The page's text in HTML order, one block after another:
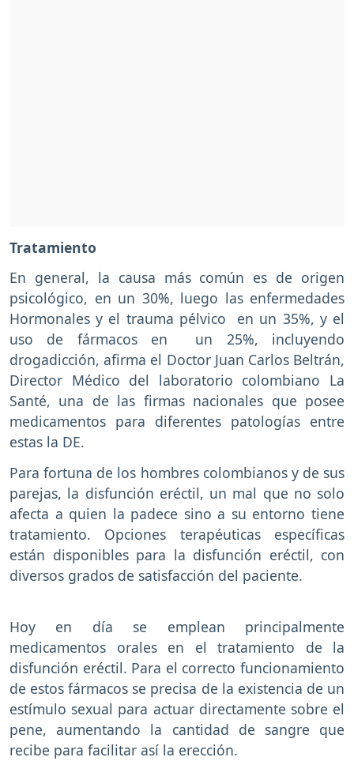
Tratamiento
En general, la causa más común es de origen
psicológico, en un 30%, luego las enfermedades
Hormonales y el trauma pélvico en un 35%, y el
uso de fármacos en un 25%, incluyendo
drogadicción, afirma el Doctor Juan Carlos Beltrán,
Director Médico del laboratorio colombiano La
Santé, una de las firmas nacionales que posee
medicamentos para diferentes patologías entre
estas la DE.
Para fortuna de los hombres colombianos y de sus
parejas, la disfunción eréctil, un mal que no solo
afecta a quien la padece sino a su entorno tiene
tratamiento. Opciones terapéuticas específicas
están disponibles para la disfunción eréctil, con
diversos grados de satisfacción del paciente.
Hoy en día se emplean principalmente
medicamentos orales en el tratamiento de la
disfunción eréctil. Para el correcto funcionamiento
de estos fármacos se precisa de la existencia de un
estímulo sexual para actuar directamente sobre el
pene, aumentando la cantidad de sangre que
recibe para facilitar así la erección.